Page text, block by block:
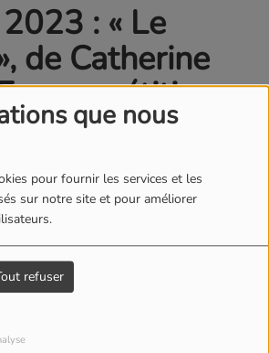
que nous
pour fournir les services et les
sur notre site et pour améliorer
refuser
: « Le
de Catherine
compétition
le
film de la